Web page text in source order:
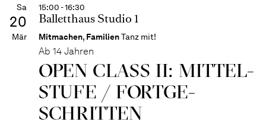
Sa
20
Mär
15:00 - 16:30
Balletthaus Studio 1
Mitmachen, FamilienTanz mit!
Ab 14 Jahren
OPEN CLASS II: MITTEL­
STUFE / FORT­GE­
SCHRITTEN